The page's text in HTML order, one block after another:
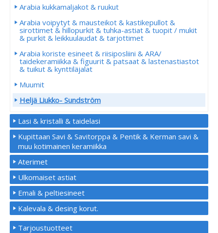
Arabia kukkamaljakot & ruukut
Arabia voipytyt & mausteikot & kastikepullot &
sirottimet & hillopurkit & tuhka-astiat & tuopit / mukit
& purkit & leikkuulaudat & tarjottimet
Arabia koriste esineet & riisiposliini & ARA/
taidekeramiikka & figuurit & patsaat & lastenastiastot
& tuikut & kynttiläjalat
Muumit
Heljä Liukko- Sundström
Lasi & kristalli & taidelasi
Kupittaan Savi & Savitorppa & Pentik & Kerman savi &
muu kotimainen keramiikka
Aterimet
Ulkomaiset astiat
Emali & peltiesineet
Kalevala & desing korut.
Tarjoustuotteet